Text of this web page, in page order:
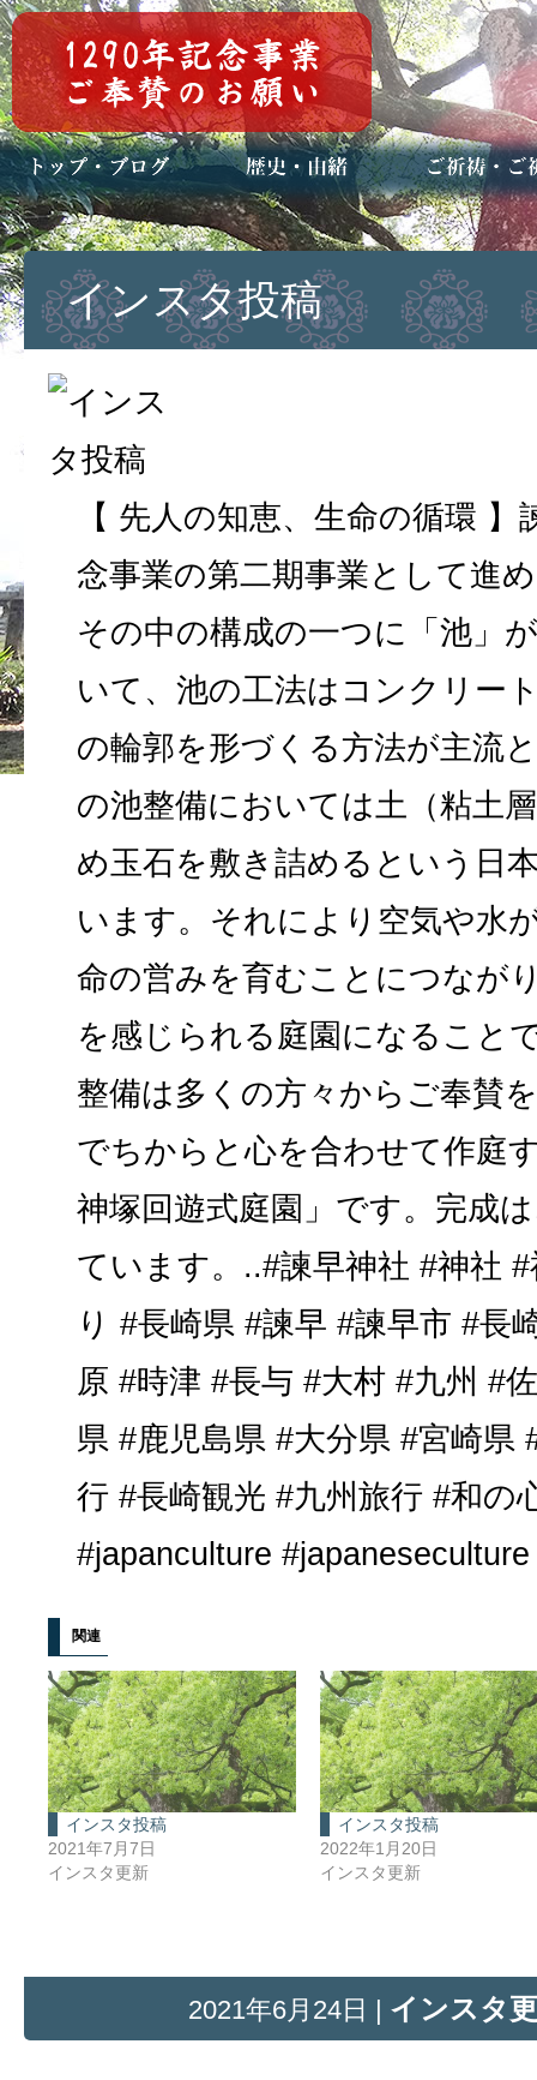
トップページ
ブログ(日々八百万)
お知らせ一覧 歴史・ご祭神
年中行事
メディア掲載 ご祈祷・ご祈
安産祈願
初宮参り
七五三詣
長寿のお祝い
神前結婚式
厄祓い・方位
車のお祓い
地鎮祭
神葬祭（神式
インスタ投稿
【 先人の知恵、生命の循環
念事業の第二期事業として進
その中の構成の一つに「池」
いて、池の工法はコンクリー
の輪郭を形づくる方法が主流
の池整備においては土（粘土
め玉石を敷き詰めるという日
います。それにより空気や水
命の営みを育むことにつなが
を感じられる庭園になること
整備は多くの方々からご奉賛
でちからと心を合わせて作庭
神塚回遊式庭園」です。完成
ています。..#諫早神社 #神社
り #長崎県 #諫早 #諫早市 #長
原 #時津 #長与 #大村 #九州 #
県 #鹿児島県 #大分県 #宮崎県
行 #長崎観光 #九州旅行 #和の
#japanculture #japaneseculture
関連
インスタ投稿
2021年7月7日
インスタ更新
インスタ投稿
2022年1月20日
インスタ更新
2021年6月24日 | インスタ